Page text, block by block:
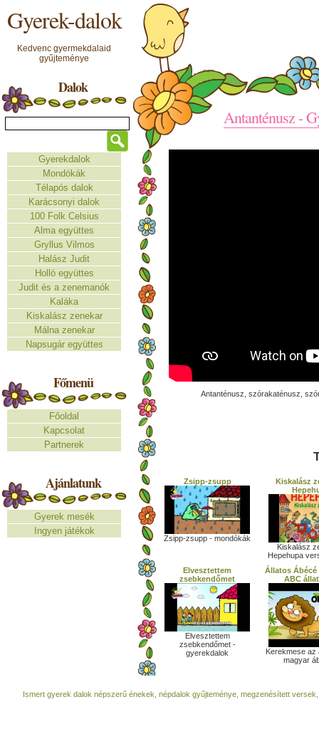
Gyerek-dalok
Kedvenc gyermekdalaid
gyűjteménye
Dalok
Gyerekdalok
Mondókák
Télapós dalok
Karácsonyi dalok
100 Folk Celsius
Alma együttes
Gryllus Vilmos
Halász Judit
Holló együttes
Judit és a zenemanók
Kaláka
Kiskalász zenekar
Málna zenekar
Napsugár együttes
Főmenü
Főoldal
Kapcsolat
Partnerek
Ajánlatunk
Gyerek mesék
Ingyen játékok
Antanténusz -
Antanténusz, szórakaténusz,
Zsipp-zsupp
Zsipp-zsupp - mondókák
Kiskalász
Kiskalász
Hepehupa
Elvesztettem
zsebkendőmet
Elvesztettem
zsebkendőmet -
gyerekdalok
Állatos Ábécé
ABC
Kerekmese az
magyar
Ismert gyerek dalok népszerű énekek, népdalok gyűjteménye, megzenésített